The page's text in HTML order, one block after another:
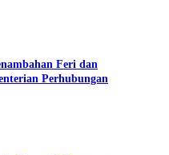
Feri dan
Perhubungan